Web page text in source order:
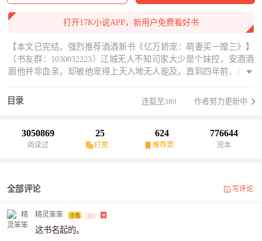
打开17K小说APP，新用户免费看好书
【本文已完结，强烈推荐酒酒新书《亿万娇宠：萌妻买一赠三》】
（书友群：1030032223）江城无人不知司家大少是个妹控，安酒酒
跟他并非血亲，却被他宠得上天入地无人能及。直到四年前，她将
遍了全国每个角落，连根头发丝都没找到。
目录 连载至380 作者努力更新中
3050869
阅读过
25
打赏
624
推荐票
776644
完本
全部评论 写评论
精灵笨笨
这书名起的。